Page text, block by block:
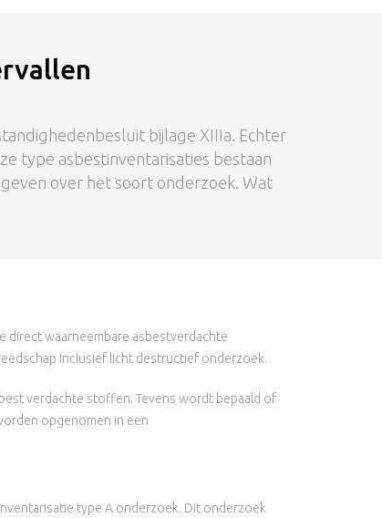
bijlage XIIIa. Echter
type asbestinventarisaties bestaan
over het soort onderzoek. Wat
direct waarneembare asbestverdachte
inclusief licht destructief onderzoek.
verdachte stoffen. Tevens wordt bepaald of
opgenomen in een
type A onderzoek. Dit onderzoek